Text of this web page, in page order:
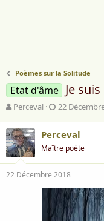
Poèmes sur la Solitude
Etat d'âme Je
A
t
e
u
r
d
e
Perceval
D
e
d
d
é
b
u
t
22
Perceval
Maître poète
22 Décembre 2018